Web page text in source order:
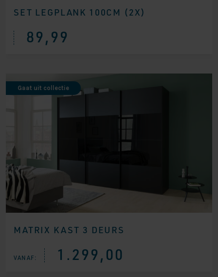
SET LEGPLANK 100CM (2X)
89,99
MATRIX KAST 3 DEURS
Gaat uit collectie
VANAF: 1.299,00